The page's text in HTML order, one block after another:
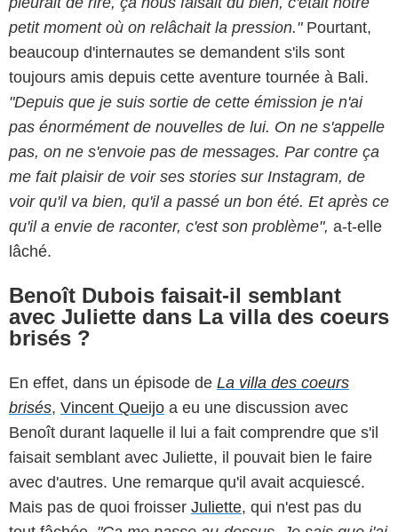
petit moment où on relâchait la pression."Pourtant,
beaucoup d'internautes se demandent s'ils sont
toujours amis depuis cette aventure tournée à Bali.
"Depuis que je suis sortie de cette émission je n'ai
pas énormément de nouvelles de lui. On ne s'appelle
pas, on ne s'envoie pas de messages. Par contre ça
me fait plaisir de voir ses stories sur Instagram, de
voir qu'il va bien, qu'il a passé un bon été. Et après ce
qu'il a envie de raconter, c'est son problème", a-t-elle
lâché.
Benoît Dubois faisait-il semblant
avec Juliette dans La villa des coeurs
brisés ?
En effet, dans un épisode de La villa des coeurs
brisés, Vincent Queijo a eu une discussion avec
Benoît durant laquelle il lui a fait comprendre que s'il
faisait semblant avec Juliette, il pouvait bien le faire
avec d'autres. Une remarque qu'il avait acquiescé.
Mais pas de quoi froisser Juliette, qui n'est pas du